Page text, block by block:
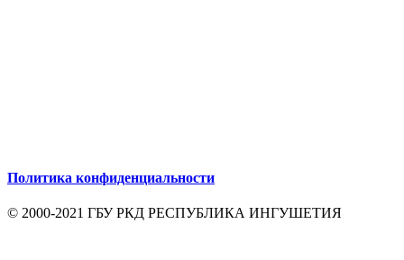
Политика конфиденциальности
© 2000-2021 ГБУ РКД РЕСПУБЛИКА ИНГУШЕТИЯ